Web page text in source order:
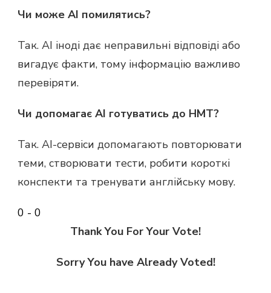
Чи може AI помилятись?
Так. AI іноді дає неправильні відповіді або
вигадує факти, тому інформацію важливо
перевіряти.
Чи допомагає AI готуватись до НМТ?
Так. AI-сервіси допомагають повторювати
теми, створювати тести, робити короткі
конспекти та тренувати англійську мову.
0 - 0
Thank You For Your Vote!
Sorry You have Already Voted!